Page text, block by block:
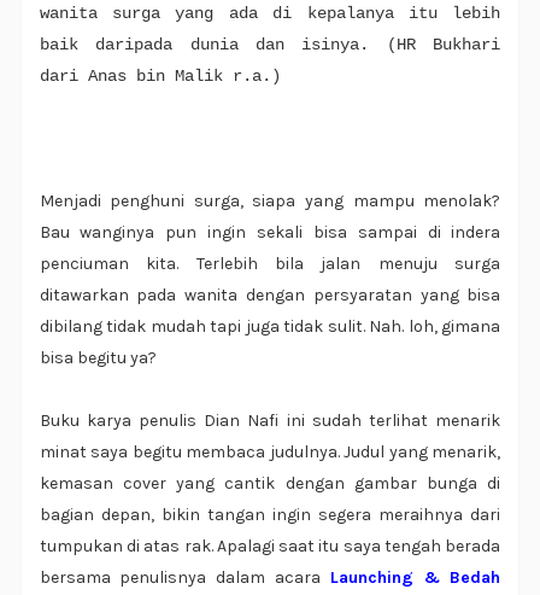
wanita surga yang ada di kepalanya itu lebih
baik daripada dunia dan isinya. (HR Bukhari
dari Anas bin Malik r.a.)
Menjadi penghuni surga, siapa yang mampu menolak?
Bau wanginya pun ingin sekali bisa sampai di indera
penciuman kita. Terlebih bila jalan menuju surga
ditawarkan pada wanita dengan persyaratan yang bisa
dibilang tidak mudah tapi juga tidak sulit. Nah. loh, gimana
bisa begitu ya?
Buku karya penulis Dian Nafi ini sudah terlihat menarik
minat saya begitu membaca judulnya. Judul yang menarik,
kemasan cover yang cantik dengan gambar bunga di
bagian depan, bikin tangan ingin segera meraihnya dari
tumpukan di atas rak. Apalagi saat itu saya tengah berada
bersama penulisnya dalam acara Launching & Bedah